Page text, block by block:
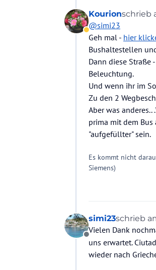
Abwesend
Kourionschrieb
zuletzt
@simi23
Geh mal - hier
Bushaltestellen
Dann diese Straße -
Beleuchtung.
Und wenn ihr im
Zu den 2
Aber was
prima mit dem Bus
"aufgefüllter" sein.
Es kommt nicht
Siemens)
Offline
simi23schrieb
zuletzt
Vielen Dank
uns erwartet.
wieder nach